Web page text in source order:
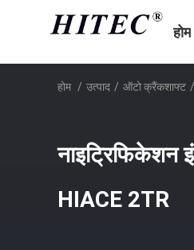
होम
होम / उत्पाद / ऑटो क्रैंकशाफ्ट /
नाइट्रिफिकेशन
HIACE 2TR